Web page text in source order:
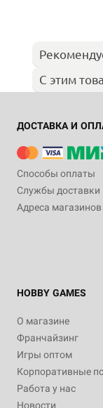
С этим
ДОСТАВКА И
Способы оплаты
Службы доставки
Адреса магазинов
HOBBY GAMES
О магазине
Франчайзинг
Игры оптом
Корпоративные
Работа у нас
Новости